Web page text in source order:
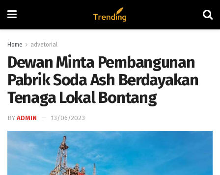
Home advetorial
Dewan Minta Pembangunan
Pabrik Soda Ash Berdayakan
Tenaga Lokal Bontang
BY ADMIN 13/06/2023